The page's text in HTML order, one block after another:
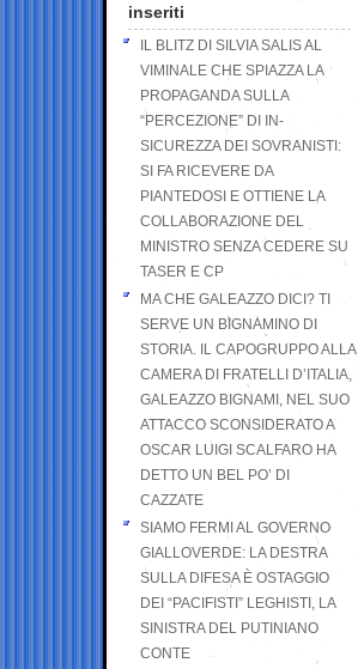
inseriti
IL BLITZ DI SILVIA SALIS AL
VIMINALE CHE SPIAZZA LA
PROPAGANDA SULLA
“PERCEZIONE” DI IN-
SICUREZZA DEI SOVRANISTI:
SI FA RICEVERE DA
PIANTEDOSI E OTTIENE LA
COLLABORAZIONE DEL
MINISTRO SENZA CEDERE SU
TASER E CP
MA CHE GALEAZZO DICI? TI
SERVE UN BIGNAMINO DI
STORIA. IL CAPOGRUPPO ALLA
CAMERA DI FRATELLI D’ITALIA,
GALEAZZO BIGNAMI, NEL SUO
ATTACCO SCONSIDERATO A
OSCAR LUIGI SCALFARO HA
DETTO UN BEL PO’ DI
CAZZATE
SIAMO FERMI AL GOVERNO
GIALLOVERDE: LA DESTRA
SULLA DIFESA È OSTAGGIO
DEI “PACIFISTI” LEGHISTI, LA
SINISTRA DEL PUTINIANO
CONTE